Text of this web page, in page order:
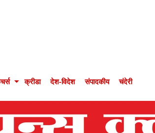
क्रीडा देश-विदेश संपादकीय चंदेरी